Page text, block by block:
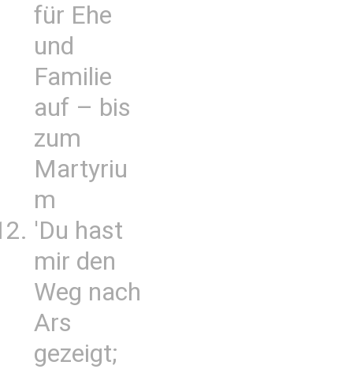
für Ehe
und
Familie
auf – bis
zum
Martyriu
m
'Du hast
mir den
Weg nach
Ars
gezeigt;